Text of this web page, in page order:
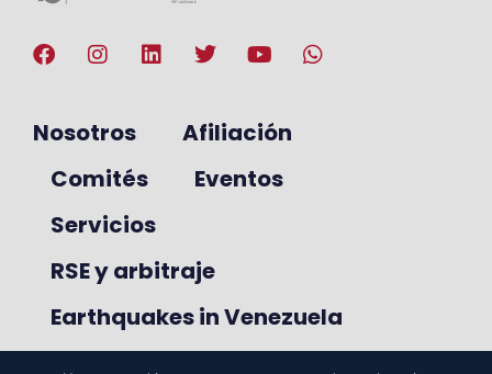
Nosotros
Afiliación
Comités
Eventos
Servicios
RSE y arbitraje
Earthquakes in Venezuela